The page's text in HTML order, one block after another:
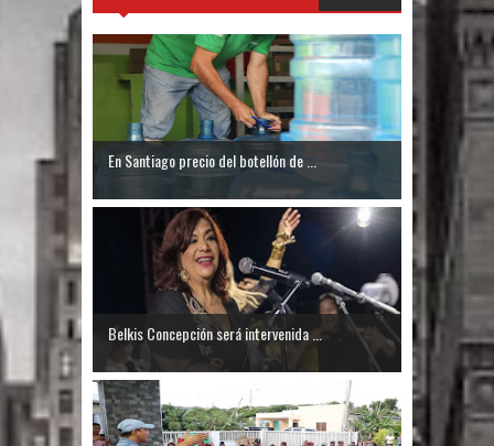
Un lunes trágico deja seis jóvenes
muertos
Heridos y edificios colapsados tras
terremoto de magnitud 7,1 en Japón
Poder Ejecutivo promulga
modificaciones al nuevo Código Penal
Diputado Félix Michell Rodríguez
reveló que con Presupuesto
Complementario gobierno endeuda
En Santiago precio del botellón de ...
Belkis Concepción será intervenida ...